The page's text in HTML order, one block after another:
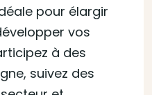
pour élargir
vos
à des
suivez des